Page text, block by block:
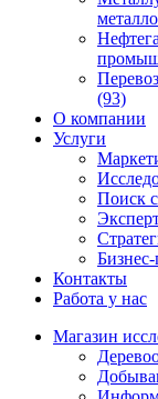
(93)
О компании
Услуги
Поиск
Контакты
Работа у нас
Магазин